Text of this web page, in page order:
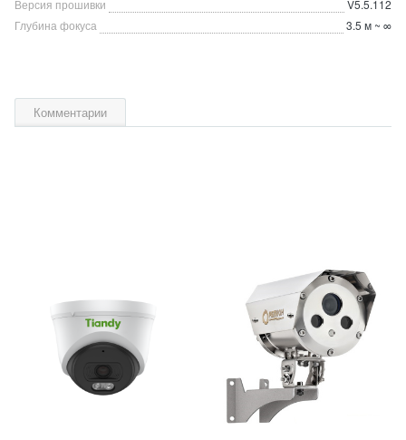
Версия прошивки
V5.5.112
Глубина фокуса
3.5 м ~ ∞
Комментарии